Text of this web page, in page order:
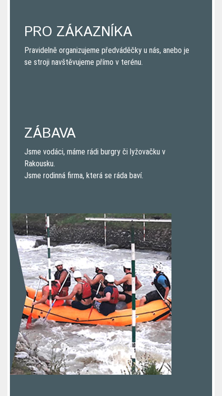
PRO ZÁKAZNÍKA
Pravidelně organizujeme předváděčky u nás, anebo je
se stroji navštěvujeme přímo v terénu.
ZÁBAVA
Jsme vodáci, máme rádi burgry či lyžovačku v
Rakousku.
Jsme rodinná firma, která se ráda baví.